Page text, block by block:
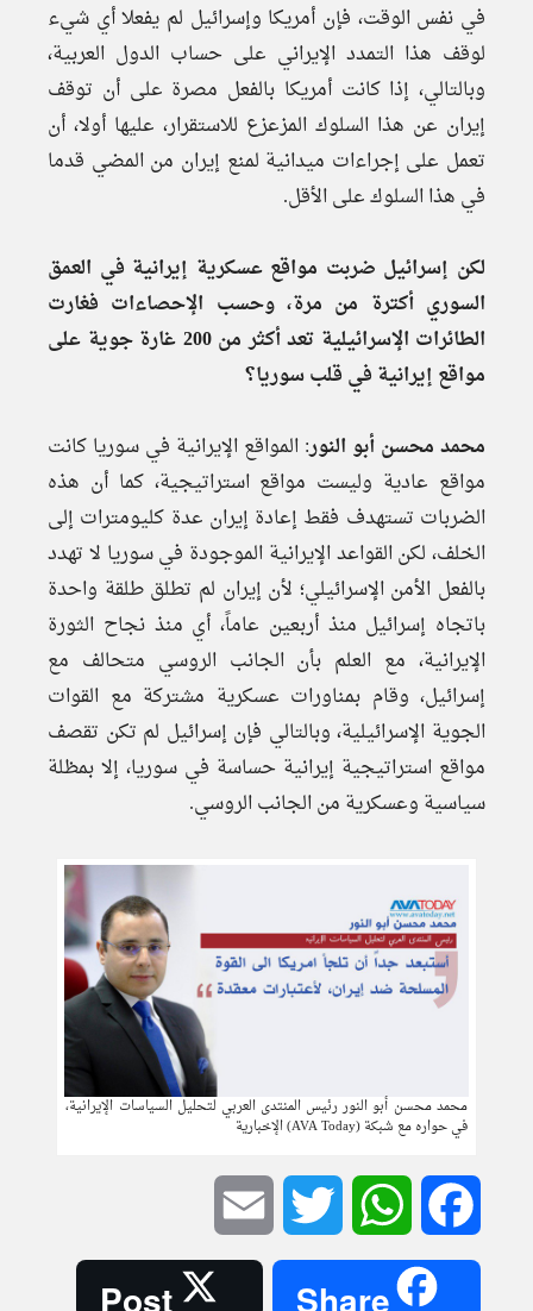
في نفس الوقت، فإن أمريكا وإسرائيل لم يفعلا أي شيء
لوقف هذا التمدد الإيراني على حساب الدول العربية،
وبالتالي، إذا كانت أمريكا بالفعل مصرة على أن توقف
إيران عن هذا السلوك المزعزع للاستقرار، عليها أولا، أن
تعمل على إجراءات ميدانية لمنع إيران من المضي قدما
في هذا السلوك على الأقل.
لكن إسرائيل ضربت مواقع عسكرية إيرانية في العمق
السوري أكترة من مرة، وحسب الإحصاءات فغارت
الطائرات الإسرائيلية تعد أكثر من 200 غارة جوية على
مواقع إيرانية في قلب سوريا؟
محمد محسن أبو النور: المواقع الإيرانية في سوريا كانت
مواقع عادية وليست مواقع استراتيجية، كما أن هذه
الضربات تستهدف فقط إعادة إيران عدة كليومترات إلى
الخلف، لكن القواعد الإيرانية الموجودة في سوريا لا تهدد
بالفعل الأمن الإسرائيلي؛ لأن إيران لم تطلق طلقة واحدة
باتجاه إسرائيل منذ أربعين عاماً، أي منذ نجاح الثورة
الإيرانية، مع العلم بأن الجانب الروسي متحالف مع
إسرائيل، وقام بمناورات عسكرية مشتركة مع القوات
الجوية الإسرائيلية، وبالتالي فإن إسرائيل لم تكن تقصف
مواقع استراتيجية إيرانية حساسة في سوريا، إلا بمظلة
سياسية وعسكرية من الجانب الروسي.
محمد محسن أبو النور رئيس المنتدى العربي لتحليل السياسات الإيرانية،
في حواره مع شبكة (AVA Today) الإخبارية
Facebook
WhatsApp
Twitter
Share
Post